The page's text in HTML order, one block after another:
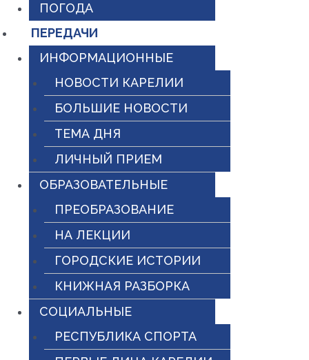
ПОГОДА
ПЕРЕДАЧИ
ИНФОРМАЦИОННЫЕ
НОВОСТИ КАРЕЛИИ
БОЛЬШИЕ НОВОСТИ
ТЕМА ДНЯ
ЛИЧНЫЙ ПРИЕМ
ОБРАЗОВАТЕЛЬНЫЕ
ПРЕОБРАЗОВАНИЕ
НА ЛЕКЦИИ
ГОРОДСКИЕ ИСТОРИИ
КНИЖНАЯ РАЗБОРКА
СОЦИАЛЬНЫЕ
РЕСПУБЛИКА СПОРТА